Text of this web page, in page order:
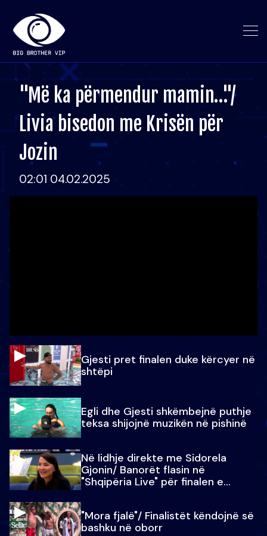
"Më ka përmendur mamin…"/
Livia bisedon me Krisën për
Jozin
02:01 04.02.2025
Gjesti pret finalen duke kërcyer në
shtëpi
Egli dhe Gjesti shkëmbejnë puthje
teksa shijojnë muzikën në pishinë
Në lidhje direkte me Sidorela
Gjonin/ Banorët flasin në
"Shqipëria Live" për finalen e
"Mora fjalë"/ Finalistët këndojnë së
bashku në oborr